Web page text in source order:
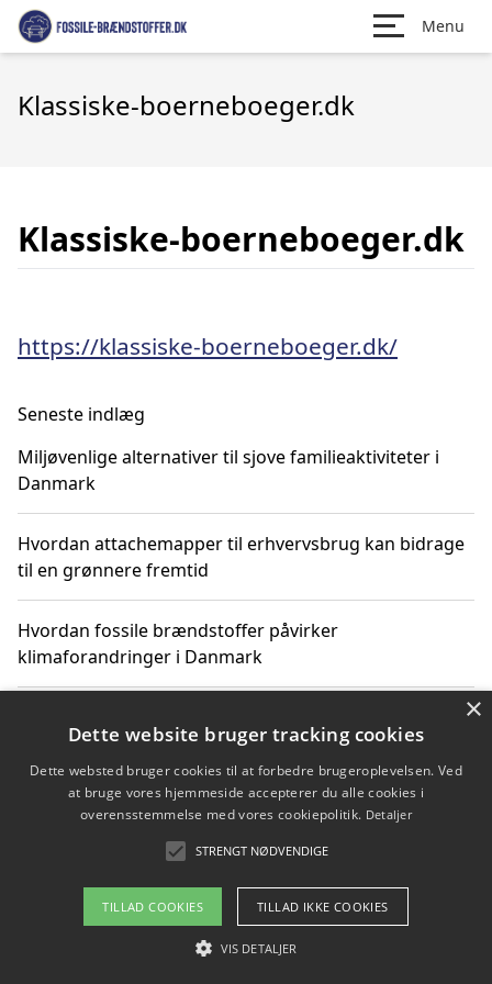
Menu
Klassiske-boerneboeger.dk
Klassiske-boerneboeger.dk
https://klassiske-boerneboeger.dk/
Seneste indlæg
Miljøvenlige alternativer til sjove familieaktiviteter i
Danmark
Hvordan attachemapper til erhvervsbrug kan bidrage
til en grønnere fremtid
Hvordan fossile brændstoffer påvirker
klimaforandringer i Danmark
klimaændringer
Hvordan citater om fossile brændstoffer kan ændre
Copyright 2026 - Pilanto Aps
Om / kontakt
×
Dette website bruger tracking cookies
Dette websted bruger cookies til at forbedre brugeroplevelsen. Ved
at bruge vores hjemmeside accepterer du alle cookies i
overensstemmelse med vores cookiepolitik. Detaljer
STRENGT NØDVENDIGE
TILLAD COOKIES TILLAD IKKE COOKIES
VIS DETALJER